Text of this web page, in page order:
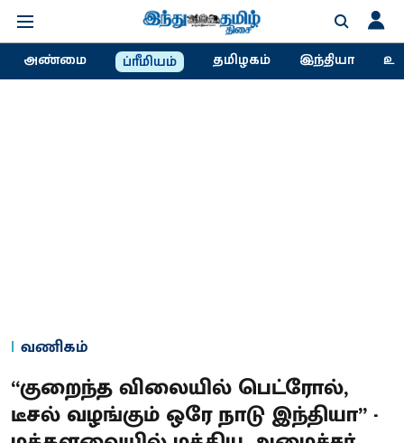
அண்மை ப்ரீமியம் தமிழகம் இந்தியா
வணிகம்
“குறைந்த விலையில் பெட்ரோல்,
டீசல் வழங்கும் ஒரே நாடு இந்தியா” -